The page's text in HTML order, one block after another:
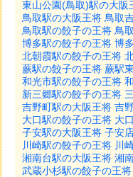
東山公園(鳥取)駅の大阪
鳥取駅の大阪王将 鳥取
鳥取駅の餃子の王将 鳥
博多駅の餃子の王将 博
北朝霞駅の餃子の王将
蕨駅の餃子の王将 蕨駅
和光市駅の餃子の王将
新三郷駅の餃子の王将
吉野町駅の大阪王将 吉
大口駅の餃子の王将 大
子安駅の大阪王将 子安
川崎駅の餃子の王将 川
湘南台駅の大阪王将 湘
武蔵小杉駅の餃子の王